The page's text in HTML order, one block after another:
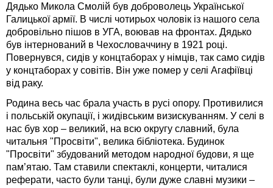
Дядько Микола Смолій був доброволець Української
Галицької армії. В числі чотирьох чоловік із нашого села
добровільно пішов в УГА, воював на фронтах. Дядько
був інтернований в Чехословаччину в 1921 році.
Повернувся, сидів у концтаборах у німців, так само сидів
у концтаборах у совітів. Він уже помер у селі Агафіївці
від раку.
Родина весь час брала участь в русі опору. Противилися
і польській окупації, і жидівським визискуванням. У селі в
нас був хор – великий, на всю округу славний, була
читальня "Просвіти", велика бібліотека. Будинок
"Просвіти" збудований методом народної будови, я ще
пам’ятаю. Там ставили спектаклі, концерти, читалися
реферати, часто були танці, були дуже славні музики –